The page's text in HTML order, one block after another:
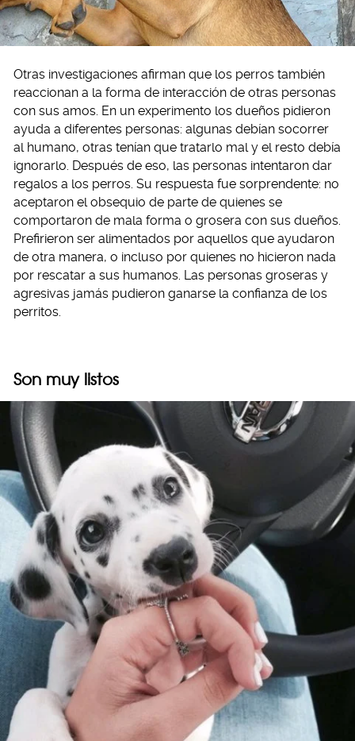
Otras investigaciones afirman que los perros también
reaccionan a la forma de interacción de otras personas
con sus amos. En un experimento los dueños pidieron
ayuda a diferentes personas: algunas debían socorrer
al humano, otras tenían que tratarlo mal y el resto debía
ignorarlo. Después de eso, las personas intentaron dar
regalos a los perros. Su respuesta fue sorprendente: no
aceptaron el obsequio de parte de quienes se
comportaron de mala forma o grosera con sus dueños.
Prefirieron ser alimentados por aquellos que ayudaron
de otra manera, o incluso por quienes no hicieron nada
por rescatar a sus humanos. Las personas groseras y
agresivas jamás pudieron ganarse la confianza de los
perritos.
Son muy listos